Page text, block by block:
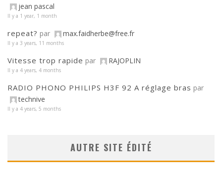
jean pascal
Il y a 1 year, 1 month
repeat? par max.faidherbe@free.fr
Il y a 3 years, 11 months
Vitesse trop rapide par RAJOPLIN
Il y a 4 years, 4 months
RADIO PHONO PHILIPS H3F 92 A réglage bras par
technive
Il y a 4 years, 5 months
AUTRE SITE ÉDITÉ